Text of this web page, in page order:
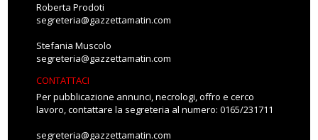
Roberta Prodoti
segreteria@gazzettamatin.com
Stefania Muscolo
segreteria@gazzettamatin.com
CONTATTACI
Per pubblicazione annunci, necrologi, offro e cerco
lavoro, contattare la segreteria al numero: 0165/231711
segreteria@gazzettamatin.com